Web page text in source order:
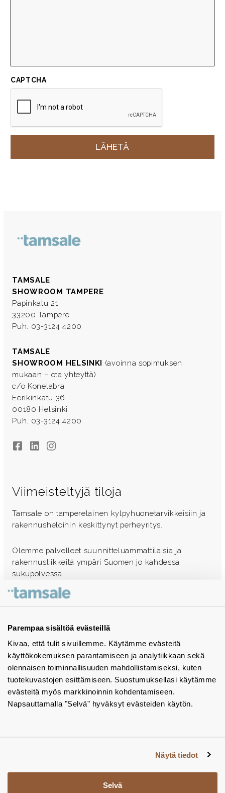
Parempaa sisältöä evästeillä
Kivaa, että tulit sivuillemme. Käytämme evästeitä
käyttökokemuksen parantamiseen ja analytiikkaan sekä
olennaisen toiminnallisuuden mahdollistamiseksi, kuten
tuotekuvastojen esittämiseen. Suostumuksellasi käytämme
evästeitä myös markkinoinnin kohdentamiseen.
Napsauttamalla "Selvä" hyväksyt evästeiden käytön.
Näytä tiedot
Selvä
CAPTCHA
TAMSALE
SHOWROOM TAMPERE
Papinkatu 21
33200 Tampere
Puh. 03-3124 4200
TAMSALE
SHOWROOM HELSINKI (avoinna sopimuksen
mukaan – ota yhteyttä)
c/o Konelabra
Eerikinkatu 36
00180 Helsinki
Puh. 03-3124 4200
FacebookLinkedInInstagram
Viimeisteltyjä tiloja
Tamsale on tamperelainen kylpyhuonetarvikkeisiin ja
rakennusheloihin keskittynyt perheyritys.
Olemme palvelleet suunnitteluammattilaisia ja
rakennusliikkeitä ympäri Suomen jo kahdessa
sukupolvessa.
Ota yhteyttä - autamme mielellämme
Tuotekuvastot
Instagram
BIM-objektit
Yhteystiedot
Tiedotteet